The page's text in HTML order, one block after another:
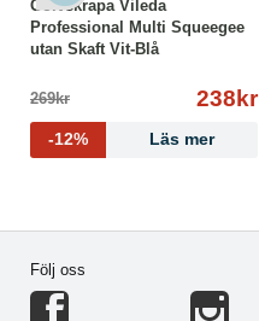
Golvskrapa Vileda
Professional Multi Squeegee
utan Skaft Vit-Blå
269kr 238kr
-12% Läs mer
Följ oss